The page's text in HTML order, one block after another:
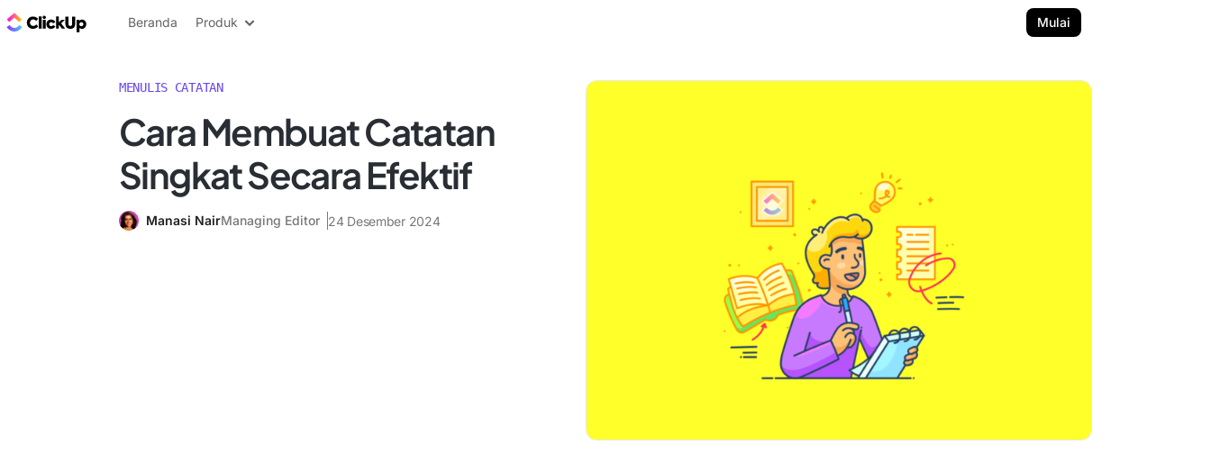
Blog ClickUp
Beranda Produk Mulai
MENULIS CATATAN
Cara Membuat Catatan
Singkat Secara Efektif
Manasi NairManaging Editor 24 Desember 2024